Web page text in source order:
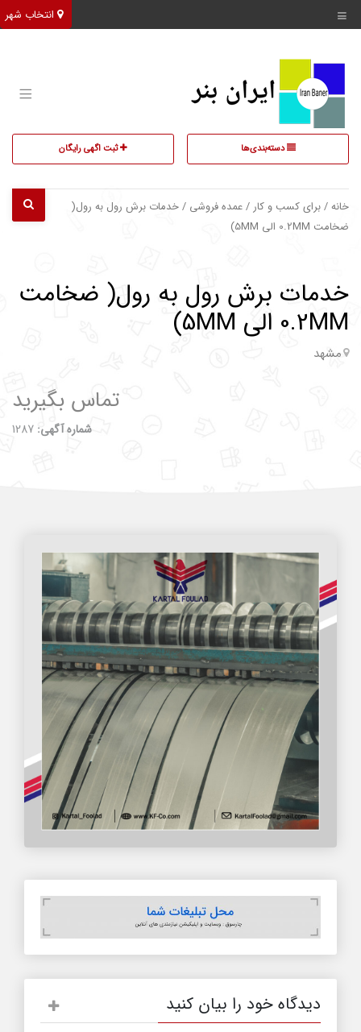
دسته‌بندی‌ها ثبت اگهی رایگان
خانه / برای کسب و کار / عمده فروشی / خدمات برش رول به رول(
ضخامت 0.2MM الی 5MM)
خدمات برش رول به رول( ضخامت
0.2MM الی 5MM)
مشهد
تماس بگیرید
شماره آگهی: 1287
دیدگاه خود را بیان کنید